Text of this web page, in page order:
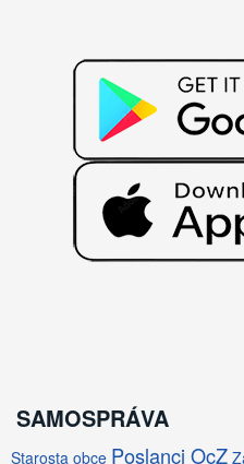
SAMOSPRÁVA
Starosta obce Poslanci OcZ